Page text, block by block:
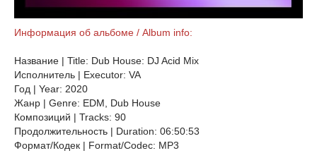
Информация об альбоме / Album info:
Название | Title: Dub House: DJ Acid Mix
Исполнитель | Executor: VA
Год | Year: 2020
Жанр | Genre: EDM, Dub House
Композиций | Tracks: 90
Продолжительность | Duration: 06:50:53
Формат/Кодек | Format/Codec: MP3